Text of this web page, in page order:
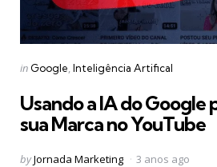
Categories
Posted
in Google Inteligência Artifical
Usando a IA do Google
sua Marca no YouTube
Posted
byJornada Marketing 3 anos ago